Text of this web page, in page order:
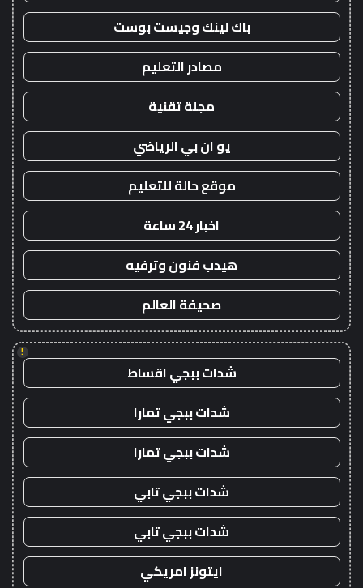
باك لينك وجيست بوست
مصادر التعليم
مجلة تقنية
يو ان بي الرياضي
موقع حالة للتعليم
اخبار 24 ساعة
هيدب فنون وترفيه
صحيفة العالم
!
شدات ببجي اقساط
شدات ببجي تمارا
شدات ببجي تمارا
شدات ببجي تابي
شدات ببجي تابي
ايتونز امريكي